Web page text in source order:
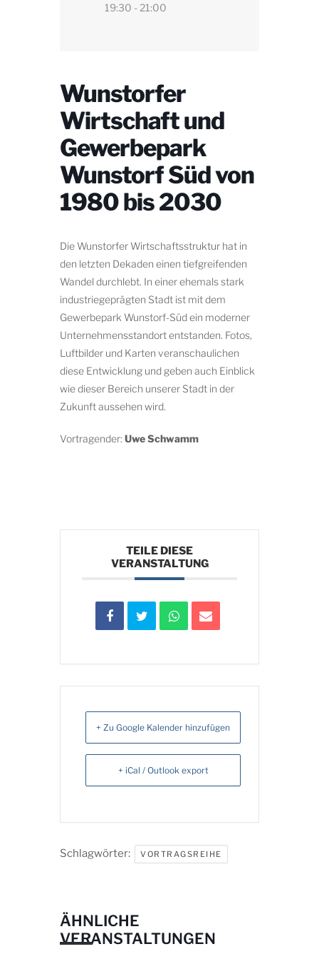
19:30 - 21:00
Wunstorfer
Wirtschaft und
Gewerbepark
Wunstorf Süd von
1980 bis 2030
Die Wunstorfer Wirtschaftsstruktur hat in
den letzten Dekaden einen tiefgreifenden
Wandel durchlebt. In einer ehemals stark
industriegeprägten Stadt ist mit dem
Gewerbepark Wunstorf-Süd ein moderner
Unternehmensstandort entstanden. Fotos,
Luftbilder und Karten veranschaulichen
diese Entwicklung und geben auch Einblick
wie dieser Bereich unserer Stadt in der
Zukunft aussehen wird.
Vortragender: Uwe Schwamm
TEILE DIESE
VERANSTALTUNG
+ Zu Google Kalender hinzufügen
+ iCal / Outlook export
Schlagwörter: VORTRAGSREIHE
ÄHNLICHE
VERANSTALTUNGEN